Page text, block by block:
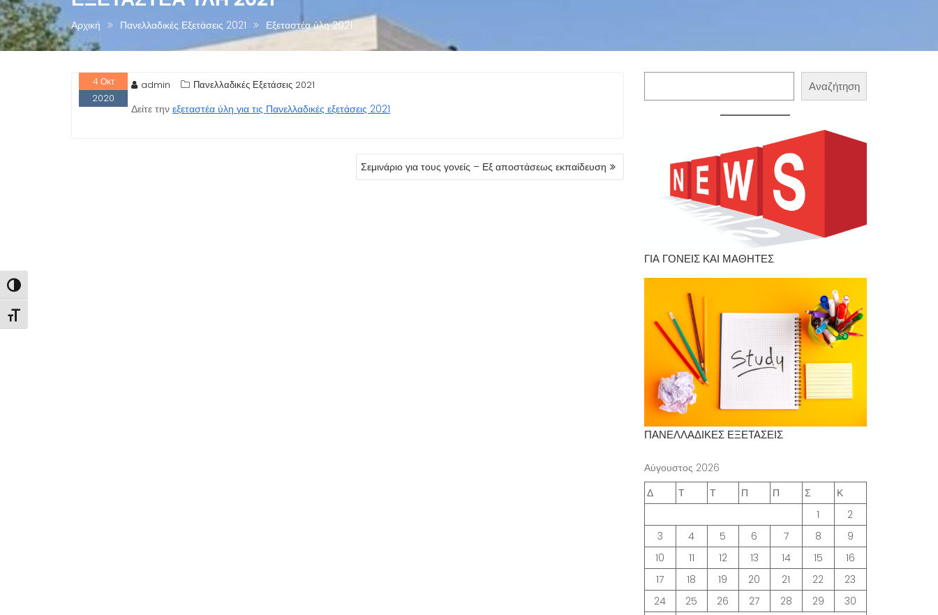
Εναλλαγή Υψηλής Αντίθεσης
Εναλλαγή Μεγέθους Γραμμάτων
Αρχική Πανελλαδικές Εξετάσεις 2021 Εξεταστέα ύλη 2021
4Οκτ
2020
admin Πανελλαδικές Εξετάσεις 2021
Δείτε την εξεταστέα ύλη για τις Πανελλαδικές εξετάσεις 2021
Σεμινάριο για τους γονείς – Εξ αποστάσεως εκπαίδευση
Αναζήτηση
ΓΙΑ ΓΟΝΕΙΣ ΚΑΙ ΜΑΘΗΤΕΣ
ΠΑΝΕΛΛΑΔΙΚΕΣ ΕΞΕΤΑΣΕΙΣ
Αύγουστος 2026
Δ
Τ Τ Π Π Σ
Κ
1
2
3
4 5 6 7 8
9
10
11 12 13 14 15
16
17
18 19 20 21 22
23
24
25 26 27 28 29
30